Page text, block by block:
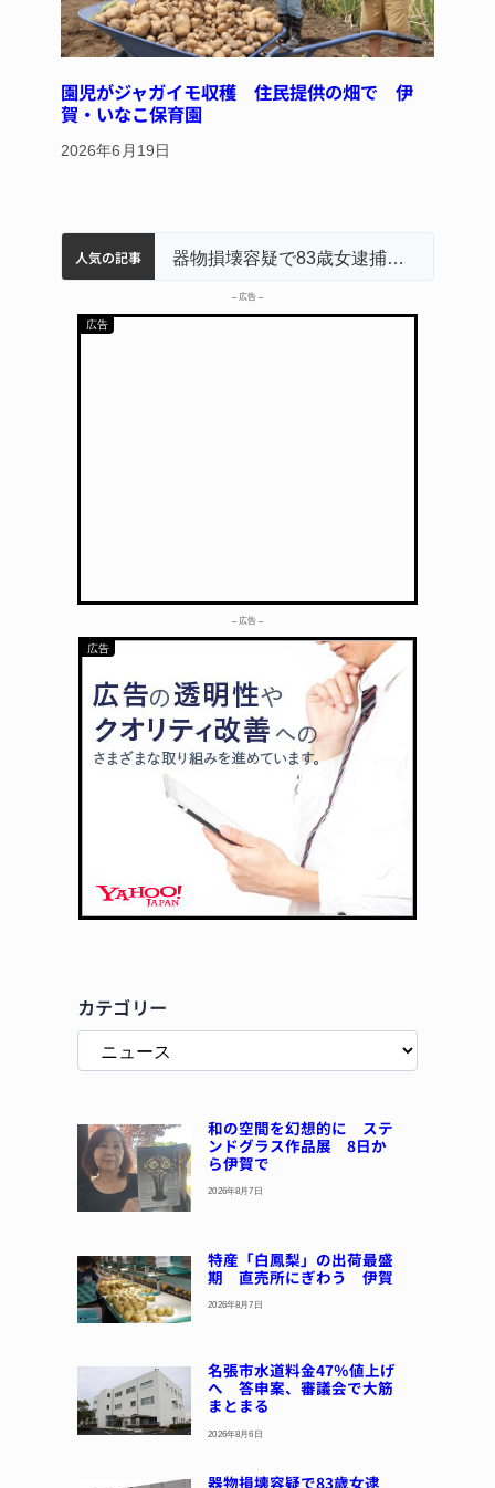
園児がジャガイモ収穫 住民提供の畑で 伊
賀・いなこ保育園
2026年6月19日
人気の記事
名張市水道料金47％値上げへ 答申案、審議会で大筋まとまる
中学校の陶壁モニュメント 地元建設会社がボランティアで清掃 伊賀
名張市立病院のDMAT、熊本地震の被災地へ 能登以来3回目の派遣 器物損壊容疑で83歳女逮捕 伊賀署
– 広告 –
– 広告 –
カテゴリー
和の空間を幻想的に ステ
ンドグラス作品展 8日か
ら伊賀で
2026年8月7日
特産「白鳳梨」の出荷最盛
期 直売所にぎわう 伊賀
2026年8月7日
名張市水道料金47％値上げ
へ 答申案、審議会で大筋
まとまる
2026年8月6日
器物損壊容疑で83歳女逮